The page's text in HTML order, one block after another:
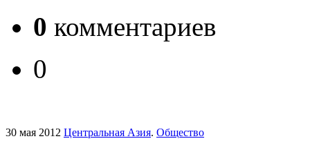
0 комментариев
0
30 мая 2012 Центральная Азия. Общество